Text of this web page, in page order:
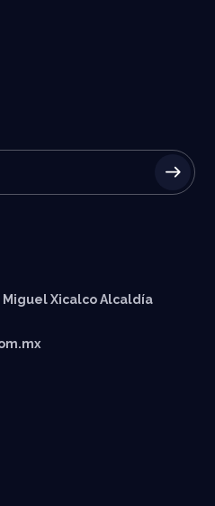
Miguel Xicalco Alcaldía